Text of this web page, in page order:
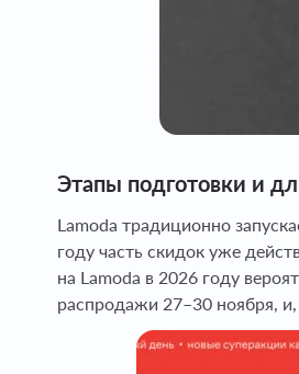
Этапы подготовки и
Lamoda традиционно
году часть скидок уже
на Lamoda в 2026 году
распродажи 27–30 ноября,